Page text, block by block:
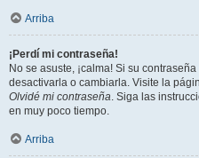
Arriba
¡Perdí mi contraseña!
No se asuste, ¡calma! Si su
desactivarla o cambiarla. Visite la
Olvidé mi contraseña. Siga las
en muy poco tiempo.
Arriba